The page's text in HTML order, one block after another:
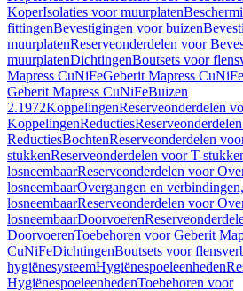
KoperIsolaties voor muurplaten
fittingenBevestigingen voor buizen
muurplatenReserveonderdelen voor
muurplatenDichtingenBoutsets voor
Mapress CuNiFeGeberit Mapress CuNiFe
Geberit Mapress CuNiFeBuizen
2.1972KoppelingenReserveonderdelen
KoppelingenReducties
ReductiesBochtenReserveonderdelen
stukkenReserveonderdelen voor T-
losneembaarReserveonderdelen voor
losneembaarOvergangen en verbindingen,
losneembaarReserveonderdelen voor
losneembaarDoorvoeren
DoorvoerenToebehoren voor Geberit
CuNiFeDichtingenBoutsets voor
hygiënesysteemHygiënespoeleenheden
HygiënespoeleenhedenToebehoren voor